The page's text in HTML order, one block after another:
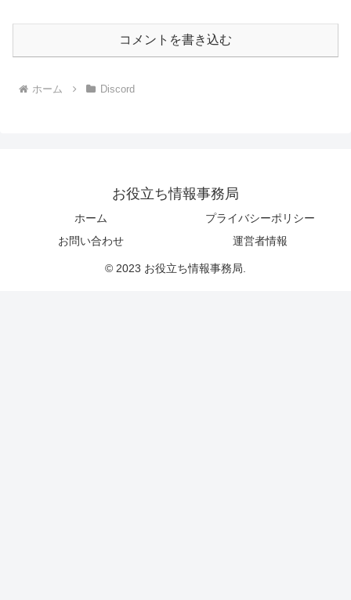
コメントを書き込む
ホーム Discord
お役立ち情報事務局
ホーム
プライバシーポリシー
お問い合わせ
運営者情報
© 2023 お役立ち情報事務局.